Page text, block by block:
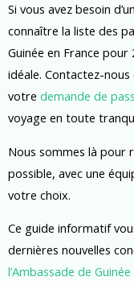
Si vous avez besoin
connaître la liste des
Guinée en France pour
idéale. Contactez-
votre demande de
voyage en toute
Nous sommes là pour
possible, avec une
votre choix.
Ce guide informatif
dernières nouvelles
l’Ambassade de